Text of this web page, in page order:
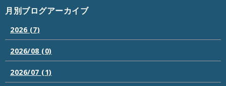
月別ブログアーカイブ
2026 (7)
2026/08 (0)
2026/07 (1)